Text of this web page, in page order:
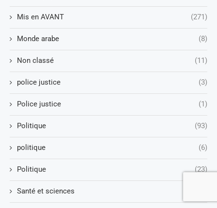
Mis en AVANT (271)
Monde arabe (8)
Non classé (11)
police justice (3)
Police justice (1)
Politique (93)
politique (6)
Politique (23)
Santé et sciences